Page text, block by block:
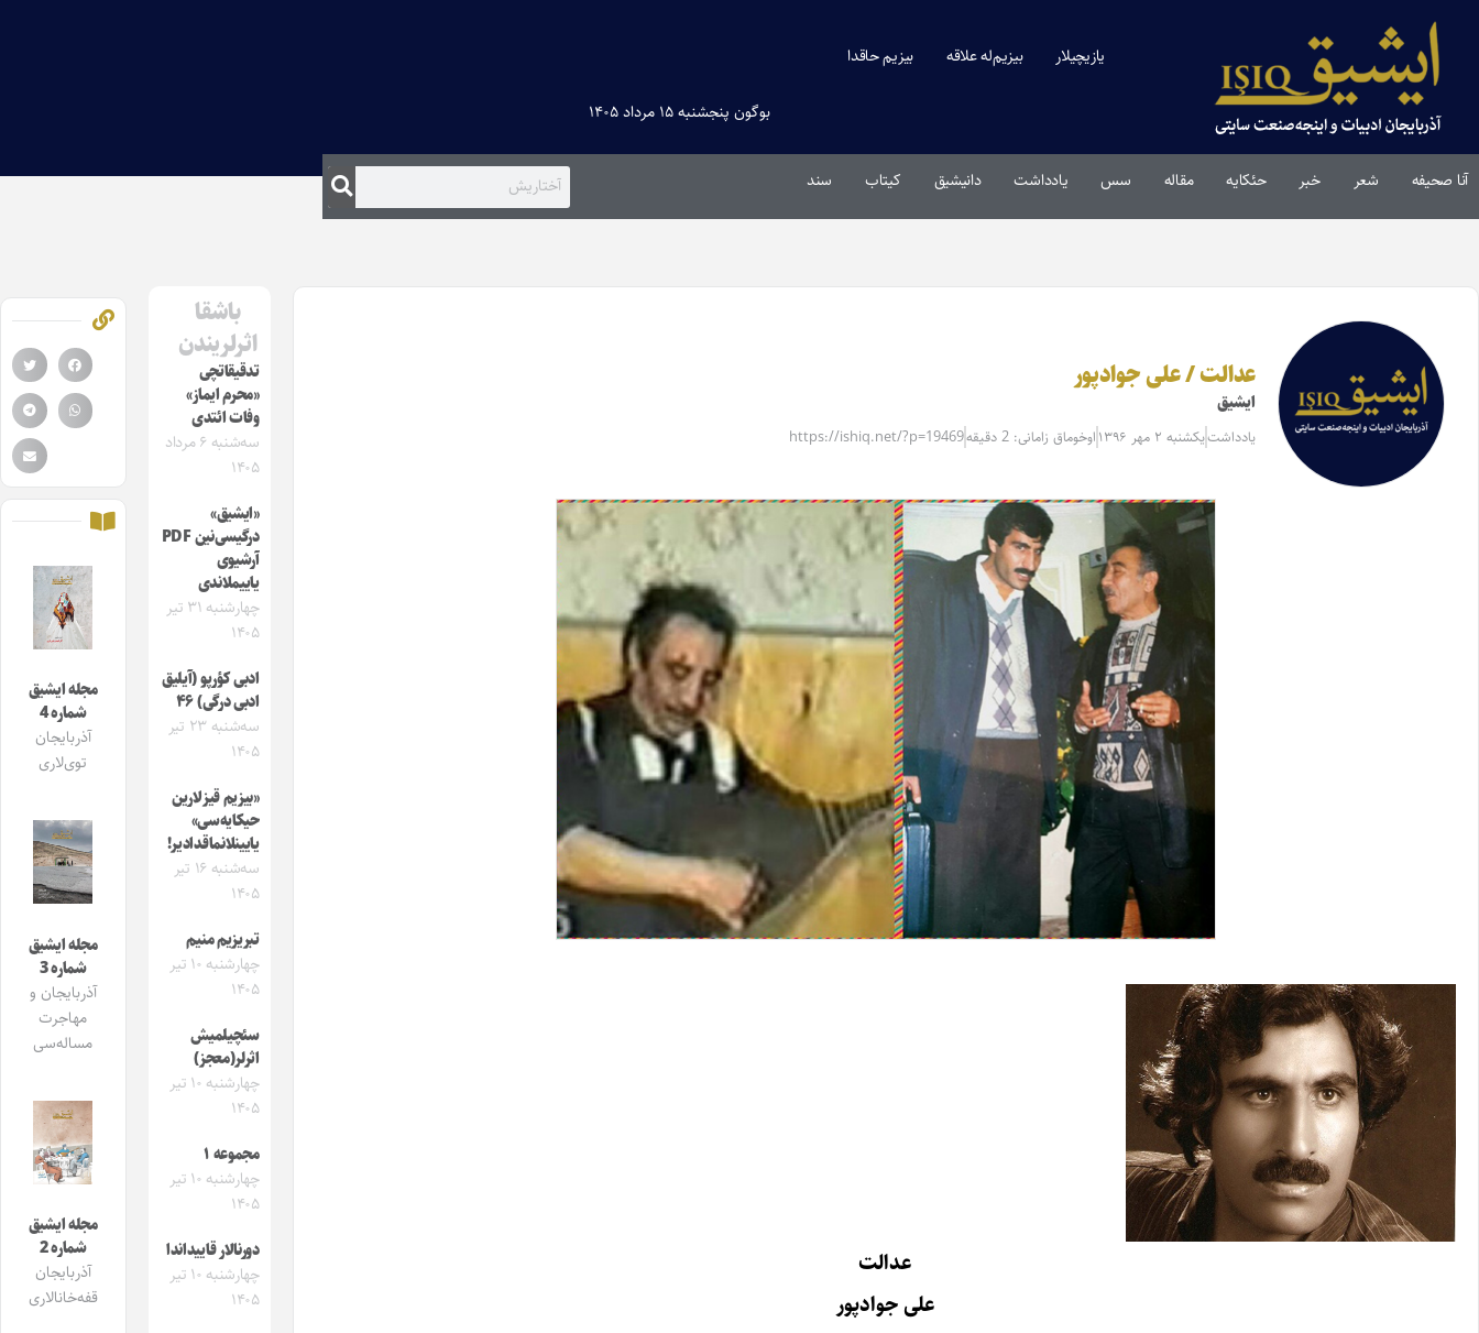
یازیچیلار بیزیم‌له علاقه بیزیم حاقدا
بوگون پنجشنبه ۱۵ مرداد ۱۴۰۵
آنا صحیفه شعر خبر حئکایه مقاله‌ سس یادداشت دانیشیق کیتاب سند
عدالت / علی جوادپور
ایشیق
یادداشتیکشنبه ۲ مهر ۱۳۹۶ اوخوماق زامانی: 2 دقیقه https://ishiq.net/?p=19469
عدالت
علی جوادپور
باشقا
اثرلریندن
تدقیقاتچی
«محرم ایماز»
وفات ائتدی
سه‌شنبه ۶ مرداد
۱۴۰۵
«ایشیق»
درگیسی‌نین PDF
آرشیوی
یاییملاندی
چهارشنبه ۳۱ تیر
۱۴۰۵
ادبی کؤرپو (آیلیق
ادبی درگی) ۴۶
سه‌شنبه ۲۳ تیر
۱۴۰۵
«بیزیم قیزلارین
حیکایه‌سی»
یایینلانماقدادیر!
سه‌شنبه ۱۶ تیر
۱۴۰۵
تبریزیم منیم
چهارشنبه ۱۰ تیر
۱۴۰۵
سئچیلمیش
اثرلر(معجز)
چهارشنبه ۱۰ تیر
۱۴۰۵
مجموعه ۱
چهارشنبه ۱۰ تیر
۱۴۰۵
دورنالار قاییداندا
چهارشنبه ۱۰ تیر
۱۴۰۵
مجله ایشیق
شماره 4
آذربایجان
توی‌لاری
مجله ایشیق
شماره 3
آذربایجان و
مهاجرت
مساله‌سی
مجله ایشیق
شماره 2
آذربایجان
قفه‌خانالاری